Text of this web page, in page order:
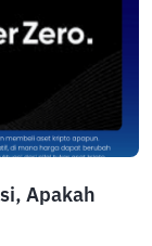
Apakah